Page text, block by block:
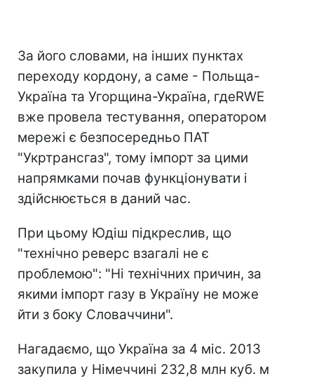
За його словами, на інших пунктах
переходу кордону, а саме - Польща-
Україна та Угорщина-Україна, гдеRWE
вже провела тестування, оператором
мережі є безпосередньо ПАТ
"Укртрансгаз", тому імпорт за цими
напрямками почав функціонувати і
здійснюється в даний час.
При цьому Юдіш підкреслив, що
"технічно реверс взагалі не є
проблемою": "Ні технічних причин, за
якими імпорт газу в Україну не може
йти з боку Словаччини".
Нагадаємо, що Україна за 4 міс. 2013
закупила у Німеччині 232,8 млн куб. м